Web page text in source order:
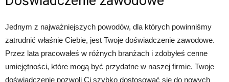
Jednym z najważniejszych powodów, dla których powinniśmy
zatrudnić właśnie Ciebie, jest Twoje doświadczenie zawodowe.
Przez lata pracowałeś w różnych branżach i zdobyłeś cenne
umiejętności, które mogą być przydatne w naszej firmie. Twoje
doświadczenie pozwoli Ci szybko dostosować się do nowych